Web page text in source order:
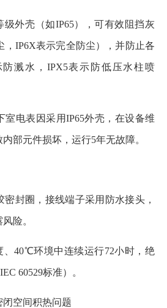
级外壳（如IP65），可有效阻挡灰
，IP6X表示完全防尘），并防止各
溅水，IPX5表示防低压水柱喷
室电表因采用IP65外壳，在设备维
部元件损坏，运行5年无故障。
封圈，接线端子采用防水接头，
险。
、40℃环境中连续运行72小时，绝
60529标准）。
闭空间积热问题